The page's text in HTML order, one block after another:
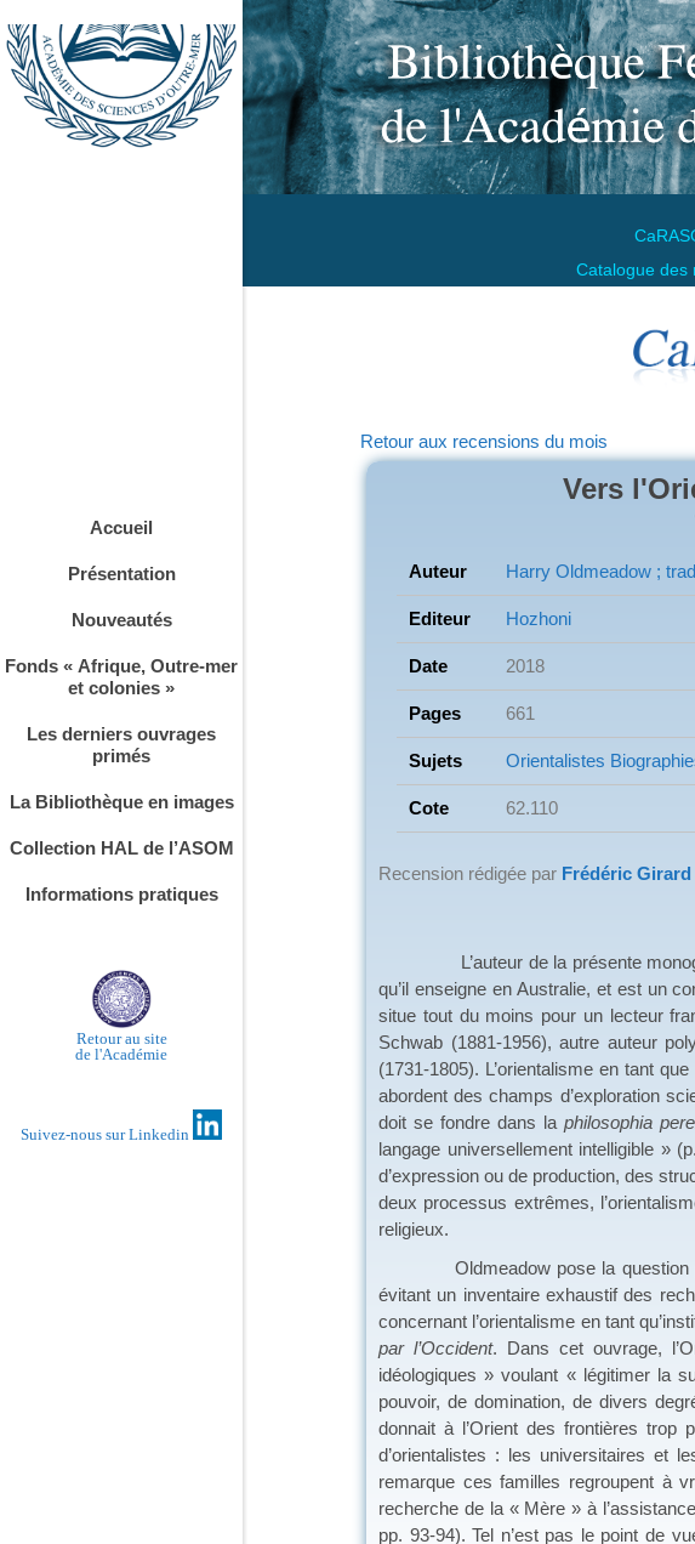
Catalogue des
Accueil
Présentation
Nouveautés
Fonds « Afrique, Outre-mer
et colonies »
Les derniers ouvrages
primés
La Bibliothèque en images
Collection HAL de l’ASOM
Informations pratiques
Retour au site
de l'Académie
Suivez-nous sur Linkedin
Retour aux recensions du mois
Vers
Auteur Harry Oldmeadow ;
Editeur Hozhoni
Date 2018
Pages 661
Sujets Orientalistes
Cote 62.110
Recension rédigée par Frédéric Girard
L’auteur de la présente
qu’il enseigne en Australie, et est un
situe tout du moins pour un lecteur
Schwab (1881-1956), autre auteur
(1731-1805). L’orientalisme en tant
abordent des champs d’exploration
doit se fondre dans la philosophia
langage universellement intelligible »
d’expression ou de production, des
deux processus extrêmes,
religieux.
Oldmeadow pose la question
évitant un inventaire exhaustif des
concernant l’orientalisme en tant
par l’Occident. Dans cet ouvrage,
idéologiques » voulant « légitimer la
pouvoir, de domination, de divers
donnait à l’Orient des frontières trop
d’orientalistes : les universitaires et
remarque ces familles regroupent à
recherche de la « Mère » à
pp. 93-94). Tel n’est pas le point de